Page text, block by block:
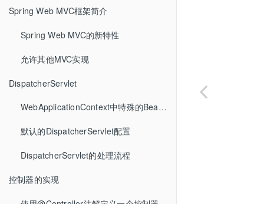
Spring Web MVC框架简介
Spring Web MVC的新特性
允许其他MVC实现
DispatcherServlet
WebApplicationContext中特殊的Bean类型
默认的DispatcherServlet配置
DispatcherServlet的处理流程
控制器的实现